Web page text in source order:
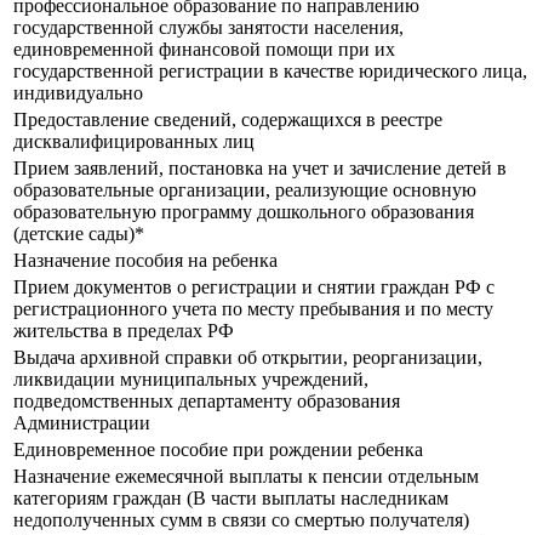
профессиональное образование по направлению
государственной службы занятости населения,
единовременной финансовой помощи при их
государственной регистрации в качестве юридического лица,
индивидуально
Предоставление сведений, содержащихся в реестре
дисквалифицированных лиц
Прием заявлений, постановка на учет и зачисление детей в
образовательные организации, реализующие основную
образовательную программу дошкольного образования
(детские сады)*
Назначение пособия на ребенка
Прием документов о регистрации и снятии граждан РФ с
регистрационного учета по месту пребывания и по месту
жительства в пределах РФ
Выдача архивной справки об открытии, реорганизации,
ликвидации муниципальных учреждений,
подведомственных департаменту образования
Администрации
Единовременное пособие при рождении ребенка
Назначение ежемесячной выплаты к пенсии отдельным
категориям граждан (В части выплаты наследникам
недополученных сумм в связи со смертью получателя)